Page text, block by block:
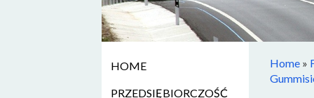
HOME
PRZEDSIĘBIORCZOŚĆ
Home »